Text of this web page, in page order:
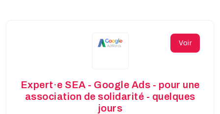
Voir
Expert·e SEA - Google Ads - pour une
association de solidarité - quelques
jours